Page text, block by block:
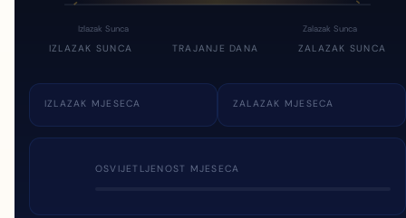
Izlazak Sunca Zalazak Sunca
IZLAZAK SUNCA TRAJANJE DANA ZALAZAK SUNCA
IZLAZAK MJESECA ZALAZAK MJESECA
OSVIJETLJENOST MJESECA